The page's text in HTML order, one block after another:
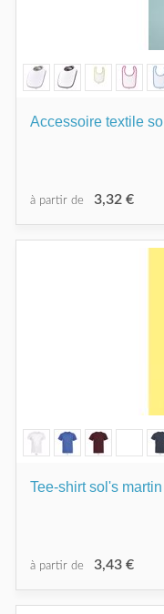
Accessoire textile
à partir de 3,32 €
Tee-shirt sol's
à partir de 3,43 €